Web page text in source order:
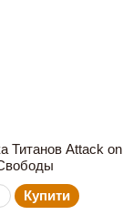
Титанов Attack on
Купити